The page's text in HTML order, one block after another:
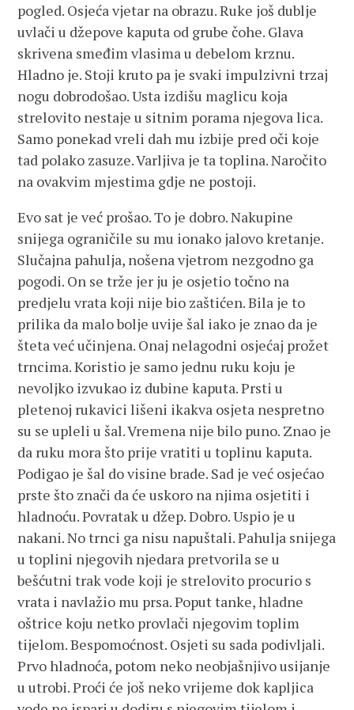
pogled. Osjeća vjetar na obrazu. Ruke još dublje
uvlači u džepove kaputa od grube čohe. Glava
skrivena smeđim vlasima u debelom krznu.
Hladno je. Stoji kruto pa je svaki impulzivni trzaj
nogu dobrodošao. Usta izdišu maglicu koja
strelovito nestaje u sitnim porama njegova lica.
Samo ponekad vreli dah mu izbije pred oči koje
tad polako zasuze. Varljiva je ta toplina. Naročito
na ovakvim mjestima gdje ne postoji.
Evo sat je već prošao. To je dobro. Nakupine
snijega ograničile su mu ionako jalovo kretanje.
Slučajna pahulja, nošena vjetrom nezgodno ga
pogodi. On se trže jer ju je osjetio točno na
predjelu vrata koji nije bio zaštićen. Bila je to
prilika da malo bolje uvije šal iako je znao da je
šteta već učinjena. Onaj nelagodni osjećaj prožet
trncima. Koristio je samo jednu ruku koju je
nevoljko izvukao iz dubine kaputa. Prsti u
pletenoj rukavici lišeni ikakva osjeta nespretno
su se upleli u šal. Vremena nije bilo puno. Znao je
da ruku mora što prije vratiti u toplinu kaputa.
Podigao je šal do visine brade. Sad je već osjećao
prste što znači da će uskoro na njima osjetiti i
hladnoću. Povratak u džep. Dobro. Uspio je u
nakani. No trnci ga nisu napuštali. Pahulja snijega
u toplini njegovih njedara pretvorila se u
bešćutni trak vode koji je strelovito procurio s
vrata i navlažio mu prsa. Poput tanke, hladne
oštrice koju netko provlači njegovim toplim
tijelom. Bespomoćnost. Osjeti su sada podivljali.
Prvo hladnoća, potom neko neobjašnjivo usijanje
u utrobi. Proći će još neko vrijeme dok kapljica